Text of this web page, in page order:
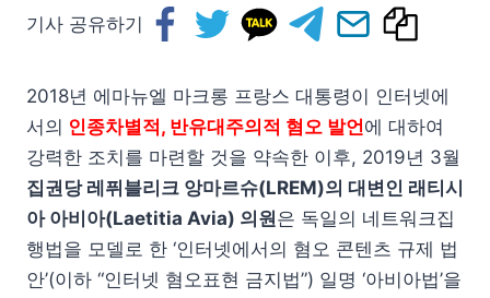
기사 공유하기
2018년 에마뉴엘 마크롱 프랑스 대통령이 인터넷에
서의 인종차별적, 반유대주의적 혐오 발언에 대하여
강력한 조치를 마련할 것을 약속한 이후, 2019년 3월
집권당 레퓌블리크 앙마르슈(LREM)의 대변인 래티시
아 아비아(Laetitia Avia) 의원은 독일의 네트워크집
행법을 모델로 한 ‘인터넷에서의 혐오 콘텐츠 규제 법
안’(이하 “인터넷 혐오표현 금지법”) 일명 ‘아비아법’을